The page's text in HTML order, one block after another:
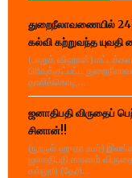
துறைநீலாவணையில்
கல்வி கற்றுவந்த யுவதி
(பாறுக் ஷிஹான்)
பிரிவுக்குட்பட்ட
தாலிக்கொடி,...
ஜனாதிபதி விருதைப்
சினான்!!
(நூருல் ஹுதா உமர்)
ஜனாதிபதி சாரணர்
கல்லூரி (தேசி...